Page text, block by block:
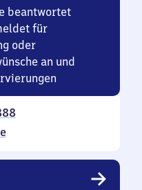
beantwortet
für
oder
an und